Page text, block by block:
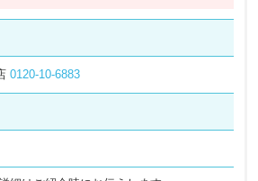
0120-10-6883